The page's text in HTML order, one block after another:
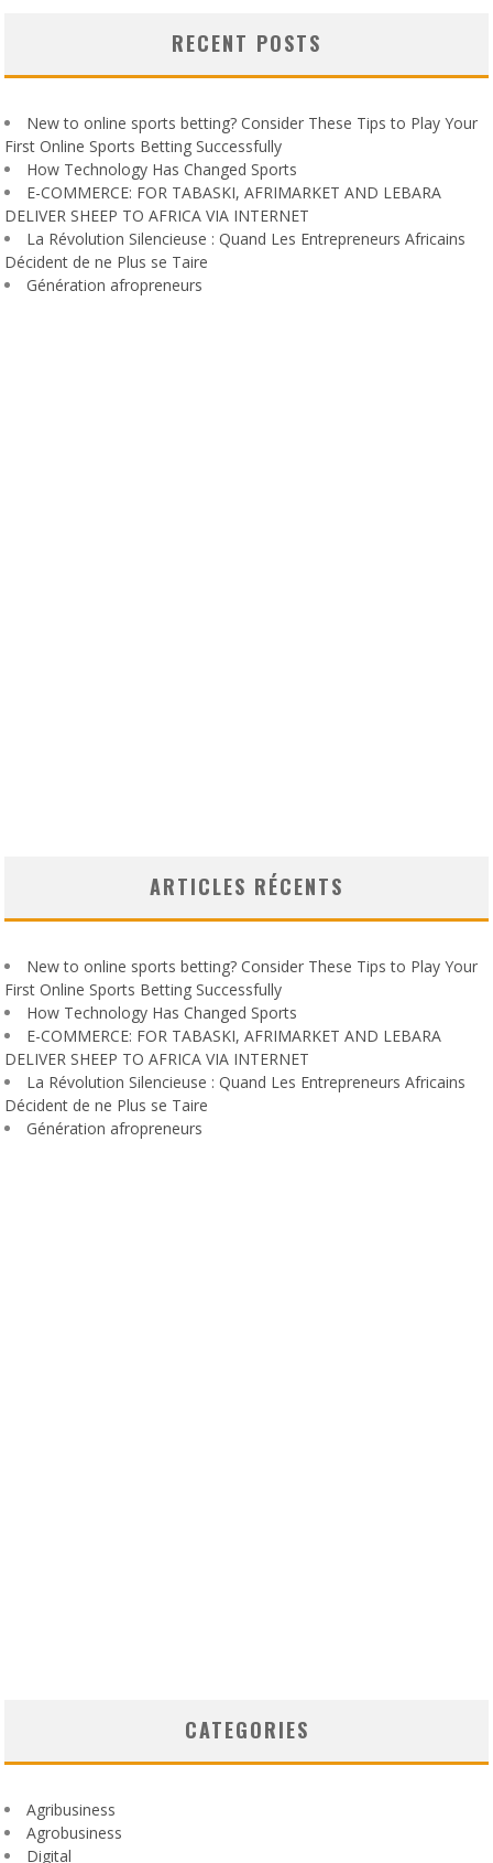
RECENT POSTS
New to online sports betting? Consider These Tips to Play Your
First Online Sports Betting Successfully
How Technology Has Changed Sports
E-COMMERCE: FOR TABASKI, AFRIMARKET AND LEBARA
DELIVER SHEEP TO AFRICA VIA INTERNET
La Révolution Silencieuse : Quand Les Entrepreneurs Africains
Décident de ne Plus se Taire
Génération afropreneurs
ARTICLES RÉCENTS
New to online sports betting? Consider These Tips to Play Your
First Online Sports Betting Successfully
How Technology Has Changed Sports
E-COMMERCE: FOR TABASKI, AFRIMARKET AND LEBARA
DELIVER SHEEP TO AFRICA VIA INTERNET
La Révolution Silencieuse : Quand Les Entrepreneurs Africains
Décident de ne Plus se Taire
Génération afropreneurs
CATEGORIES
Agribusiness
Agrobusiness
Digital